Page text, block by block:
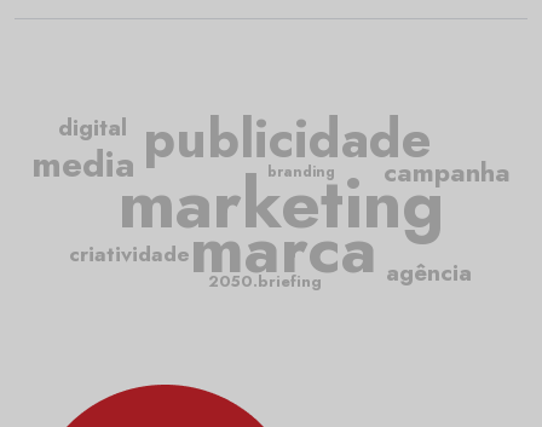
marketing
publicidade
marca
criatividade
campanha
media
agência
digital
2050.briefing
branding